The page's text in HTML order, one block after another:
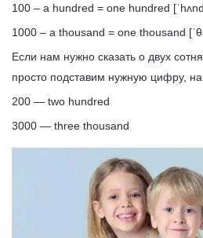
100 – a hundred = one hundred
1000 – a thousand = one thousand
Если нам нужно сказать о двух
просто подставим нужную цифру,
200 — two hundred
3000 — three thousand